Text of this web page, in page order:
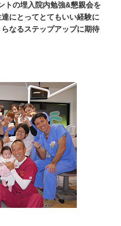
トの埋入院内勉強&懇親会を
にとってとてもいい経験に
なるステップアップに期待